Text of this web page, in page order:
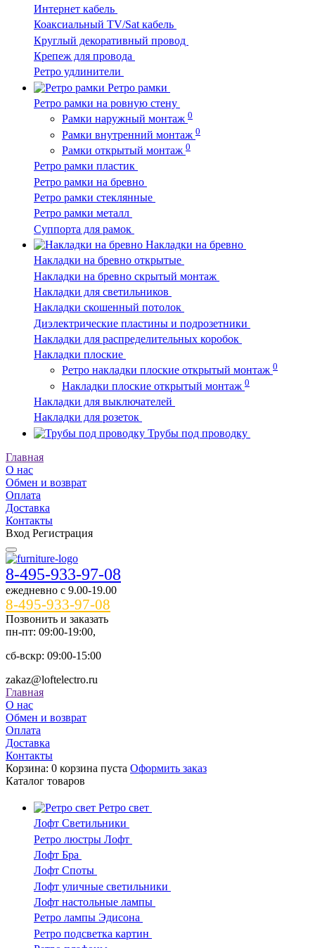
Интернет кабель
Коаксиальный TV/Sat кабель
Круглый декоративный провод
Крепеж для провода
Ретро удлинители
Ретро рамки
Ретро рамки на ровную стену
Рамки наружный монтаж 0
Рамки внутренний монтаж 0
Рамки открытый монтаж 0
Ретро рамки пластик
Ретро рамки на бревно
Ретро рамки стеклянные
Ретро рамки металл
Суппорта для рамок
Накладки на бревно
Накладки на бревно открытые
Накладки на бревно скрытый монтаж
Накладки для светильников
Накладки скошенный потолок
Диэлектрические пластины и подрозетники
Накладки для распределительных коробок
Накладки плоские
Ретро накладки плоские открытый монтаж 0
Накладки плоские открытый монтаж 0
Накладки для выключателей
Накладки для розеток
Трубы под проводку
Главная
О нас
Обмен и возврат
Оплата
Доставка
Контакты
Вход Регистрация
8-495-933-97-08
ежедневно c 9.00-19.00
8-495-933-97-08
Позвонить и заказать
пн-пт: 09:00-19:00,
сб-вскр: 09:00-15:00
zakaz@loftelectro.ru
Главная
О нас
Обмен и возврат
Оплата
Доставка
Контакты
Корзина: 0 корзина пуста Оформить заказ
Каталог товаров
Ретро свет
Лофт Светильники
Ретро люстры Лофт
Лофт Бра
Лофт Споты
Лофт уличные светильники
Лофт настольные лампы
Ретро лампы Эдисона
Ретро подсветка картин